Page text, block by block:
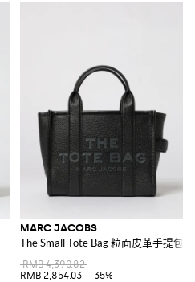
MARC JACOBS
The Small Tote Bag 粒面皮革手提包
RMB 4,390.82
RMB 2,854.03
-35%